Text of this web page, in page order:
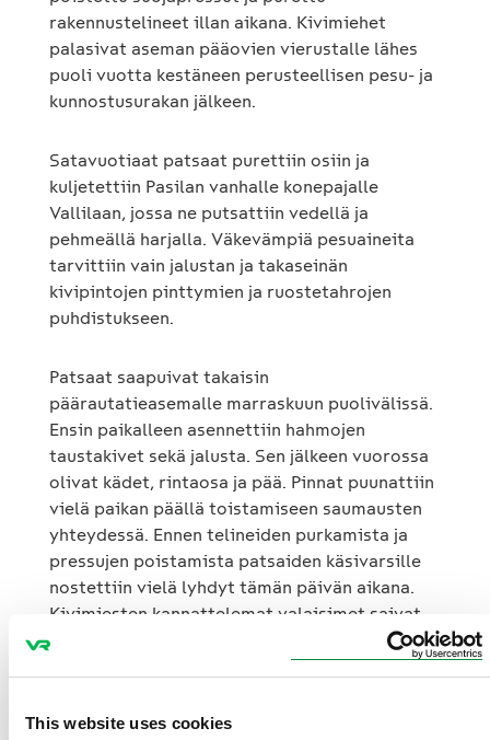
This website uses cookies
rakennustelineet illan aikana. Kivimiehet
palasivat aseman pääovien vierustalle lähes
puoli vuotta kestäneen perusteellisen pesu- ja
kunnostusurakan jälkeen.
Satavuotiaat patsaat purettiin osiin ja
kuljetettiin Pasilan vanhalle konepajalle
Vallilaan, jossa ne putsattiin vedellä ja
pehmeällä harjalla. Väkevämpiä pesuaineita
tarvittiin vain jalustan ja takaseinän
kivipintojen pinttymien ja ruostetahrojen
puhdistukseen.
Patsaat saapuivat takaisin
päärautatieasemalle marraskuun puolivälissä.
Ensin paikalleen asennettiin hahmojen
taustakivet sekä jalusta. Sen jälkeen vuorossa
olivat kädet, rintaosa ja pää. Pinnat puunattiin
vielä paikan päällä toistamiseen saumausten
yhteydessä. Ennen telineiden purkamista ja
pressujen poistamista patsaiden käsivarsille
nostettiin vielä lyhdyt tämän päivän aikana.
Kivimiesten kannattelemat valaisimet saivat
kunnostusurakan yhteydessä uudet energiaa
Emil Wikströmin suunnittelemat